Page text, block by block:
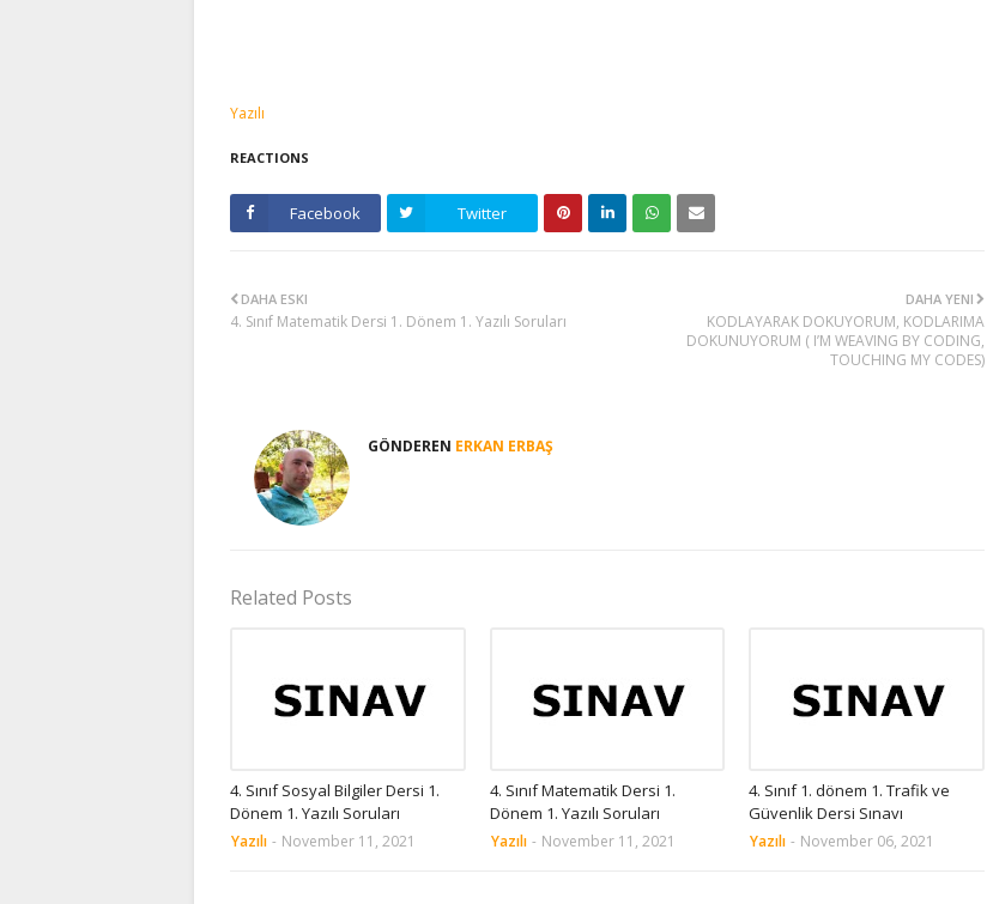
Yazılı
REACTIONS
Facebook Twitter
DAHA YENI
KODLAYARAK DOKUYORUM, KODLARIMA
DOKUNUYORUM ( I’M WEAVING BY CODING,
TOUCHING MY CODES)
DAHA ESKI
4. Sınıf Matematik Dersi 1. Dönem 1. Yazılı Soruları
GÖNDEREN ERKAN ERBAŞ
Related Posts
4. Sınıf Sosyal Bilgiler Dersi 1.
Dönem 1. Yazılı Soruları
Yazılı - November 11, 2021
4. Sınıf Matematik Dersi 1.
Dönem 1. Yazılı Soruları
Yazılı - November 11, 2021
4. Sınıf 1. dönem 1. Trafik ve
Güvenlik Dersi Sınavı
Yazılı - November 06, 2021